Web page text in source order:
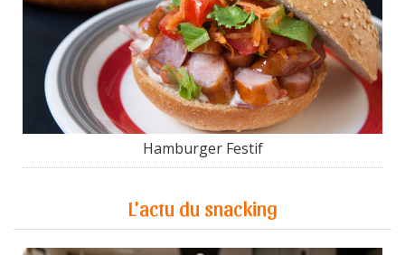
Hamburger Festif
L'actu du snacking